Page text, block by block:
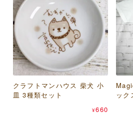
クラフトマンハウス 柴犬 小
皿 3種類セット
¥660
ック
サントス のあぷらす ねこま
みれ（猫） 晴雨兼用折りた
ス
リオ
あらいぐまラスカル プチラ
スカル オレンジフラワー パ
スケース
1,848
桑メ
型ソ